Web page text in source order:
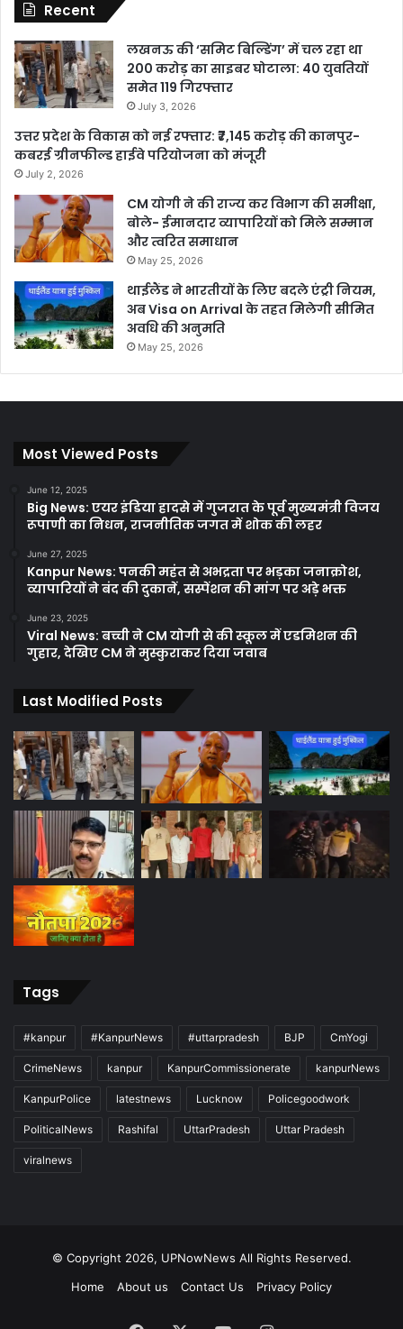
Recent
लखनऊ की ‘समिट बिल्डिंग’ में चल रहा था
200 करोड़ का साइबर घोटाला: 40 युवतियों
समेत 119 गिरफ्तार
July 3, 2026
उत्तर प्रदेश के विकास को नई रफ्तार: ₹7,145 करोड़ की कानपुर-
कबरई ग्रीनफील्ड हाईवे परियोजना को मंजूरी
July 2, 2026
CM योगी ने की राज्य कर विभाग की समीक्षा,
बोले- ईमानदार व्यापारियों को मिले सम्मान
और त्वरित समाधान
May 25, 2026
थाईलैंड ने भारतीयों के लिए बदले एंट्री नियम,
अब Visa on Arrival के तहत मिलेगी सीमित
अवधि की अनुमति
May 25, 2026
Most Viewed Posts
June 12, 2025
Big News: एयर इंडिया हादसे में गुजरात के पूर्व मुख्यमंत्री विजय
रूपाणी का निधन, राजनीतिक जगत में शोक की लहर
June 27, 2025
Kanpur News: पनकी महंत से अभद्रता पर भड़का जनाक्रोश,
व्यापारियों ने बंद की दुकानें, सस्पेंशन की मांग पर अड़े भक्त
June 23, 2025
Viral News: बच्ची ने CM योगी से की स्कूल में एडमिशन की
गुहार, देखिए CM ने मुस्कुराकर दिया जवाब
Last Modified Posts
Tags
#kanpur #KanpurNews #uttarpradesh BJP CmYogi
CrimeNews kanpur KanpurCommissionerate kanpurNews
KanpurPolice latestnews Lucknow Policegoodwork
PoliticalNews Rashifal UttarPradesh Uttar Pradesh
viralnews
© Copyright 2026, UPNowNews All Rights Reserved.
Home
About us Contact Us Privacy Policy